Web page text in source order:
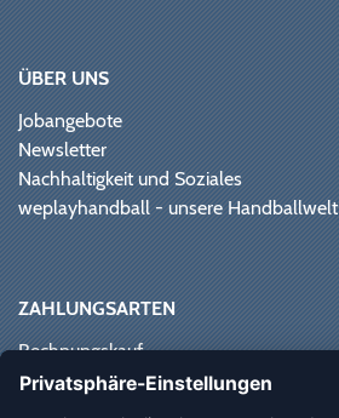
ÜBER UNS
Jobangebote
Newsletter
Nachhaltigkeit und Soziales
weplayhandball - unsere Handballwelt
ZAHLUNGSARTEN
Rechnungskauf
Paypal